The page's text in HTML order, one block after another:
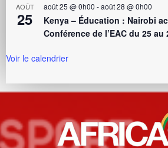
AOÛT
25
août 25 @ 0h00 -août 28 @ 0h00
Kenya – Éducation : Nairobi
Conférence de l’EAC du 25 au
Voir le calendrier